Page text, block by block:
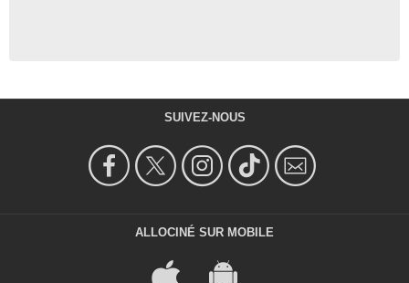
SUIVEZ-NOUS
ALLOCINÉ SUR MOBILE